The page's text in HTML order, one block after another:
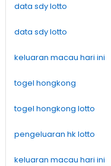
data sdy lotto
data sdy lotto
keluaran macau hari ini
togel hongkong
togel hongkong lotto
pengeluaran hk lotto
keluaran macau hari ini